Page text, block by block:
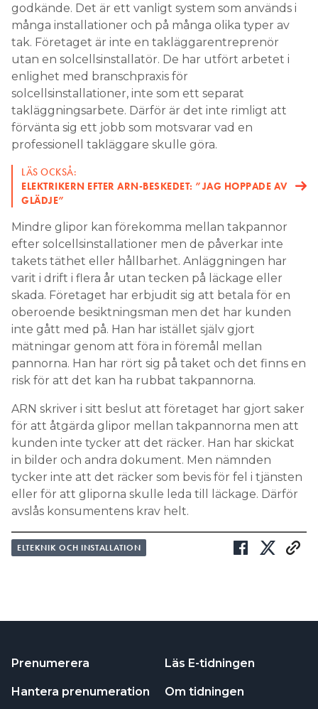
godkände. Det är ett vanligt system som används i
många installationer och på många olika typer av
tak. Företaget är inte en takläggarentreprenör
utan en solcellsinstallatör. De har utfört arbetet i
enlighet med branschpraxis för
solcellsinstallationer, inte som ett separat
takläggningsarbete. Därför är det inte rimligt att
förvänta sig ett jobb som motsvarar vad en
professionell takläggare skulle göra.
LÄS OCKSÅ:
ELEKTRIKERN EFTER ARN-BESKEDET: ”JAG HOPPADE AV
GLÄDJE”
Mindre glipor kan förekomma mellan takpannor
efter solcellsinstallationer men de påverkar inte
takets täthet eller hållbarhet. Anläggningen har
varit i drift i flera år utan tecken på läckage eller
skada. Företaget har erbjudit sig att betala för en
oberoende besiktningsman men det har kunden
inte gått med på. Han har istället själv gjort
mätningar genom att föra in föremål mellan
pannorna. Han har rört sig på taket och det finns en
risk för att det kan ha rubbat takpannorna.
ARN skriver i sitt beslut att företaget har gjort saker
för att åtgärda glipor mellan takpannorna men att
kunden inte tycker att det räcker. Han har skickat
in bilder och andra dokument. Men nämnden
tycker inte att det räcker som bevis för fel i tjänsten
eller för att gliporna skulle leda till läckage. Därför
avslås konsumentens krav helt.
ELTEKNIK OCH INSTALLATION
Prenumerera
Hantera prenumeration
Läs E-tidningen
Om tidningen